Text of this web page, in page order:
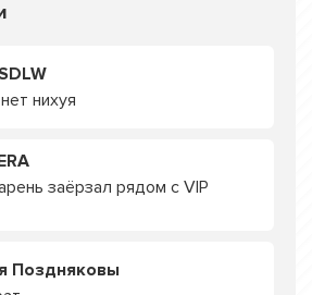
нихуя
заёрзал рядом с VIP
Поздняковы